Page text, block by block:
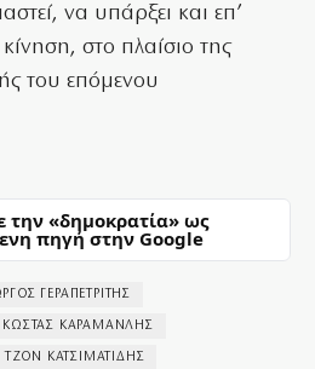
να υπάρξει και επ’
στο πλαίσιο της
του επόμενου
την «δημοκρατία» ως
πηγή στην Google
ΓΕΡΑΠΕΤΡΙΤΗΣ
ΚΩΣΤΑΣ ΚΑΡΑΜΑΝΛΗΣ
ΤΖΟΝ ΚΑΤΣΙΜΑΤΙΔΗΣ